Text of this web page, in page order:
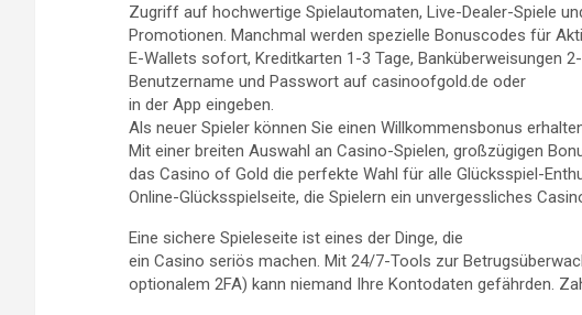
Zugriff auf hochwertige Spielautomaten, Live-Dealer-Spiele
Promotionen. Manchmal werden spezielle Bonuscodes für
E-Wallets sofort, Kreditkarten 1-3 Tage, Banküberweisungen
Benutzername und Passwort auf casinoofgold.de oder
in der App eingeben.
Als neuer Spieler können Sie einen Willkommensbonus
Mit einer breiten Auswahl an Casino-Spielen, großzügigen
das Casino of Gold die perfekte Wahl für alle Glücksspiel-
Online-Glücksspielseite, die Spielern ein unvergessliches
Eine sichere Spieleseite ist eines der Dinge, die
ein Casino seriös machen. Mit 24/7-Tools zur
optionalem 2FA) kann niemand Ihre Kontodaten gefährden.